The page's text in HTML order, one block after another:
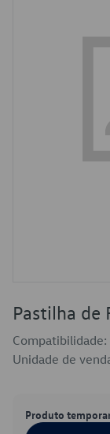
Pastilha de
Compatibilidade:
Unidade de
Produto